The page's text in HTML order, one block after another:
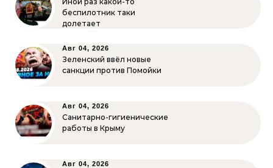
беспилотник таки
долетает
Авг 04, 2026
Зеленский ввёл новые
санкции против Помойки
Авг 04, 2026
Санитарно-гигиенические
работы в Крыму
Авг 04, 2026